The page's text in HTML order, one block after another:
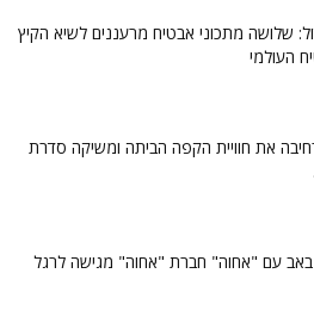
שלושה מתכוני אבטיח מרעננים לשיא הקיץ
העולמי
את חוויית הקפה הביתה ומשיקה סדרת
באב עם "אחוה" חברת "אחוה" מגישה לרגל